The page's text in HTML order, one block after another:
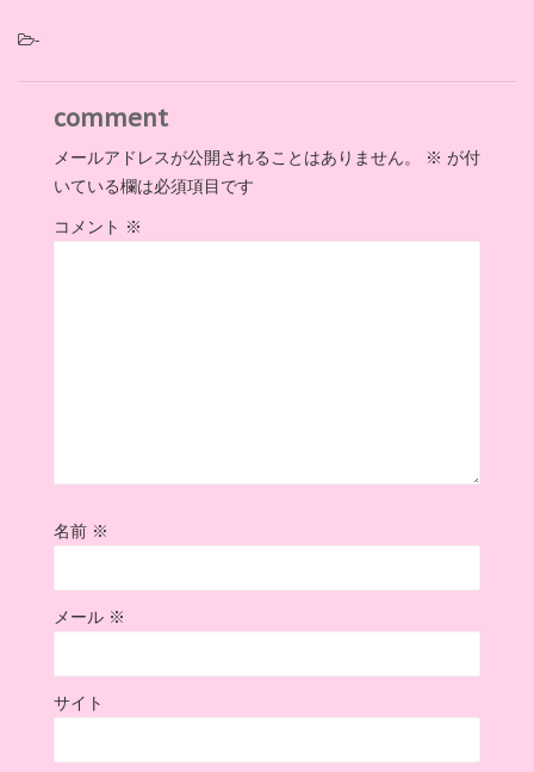
-
comment
メールアドレスが公開されることはありません。 ※ が付
いている欄は必須項目です
コメント ※
名前 ※
メール ※
サイト